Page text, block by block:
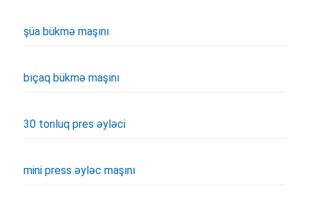
şüa bükmə maşını
bıçaq bükmə maşını
30 tonluq pres əyləci
mini press əyləc maşını